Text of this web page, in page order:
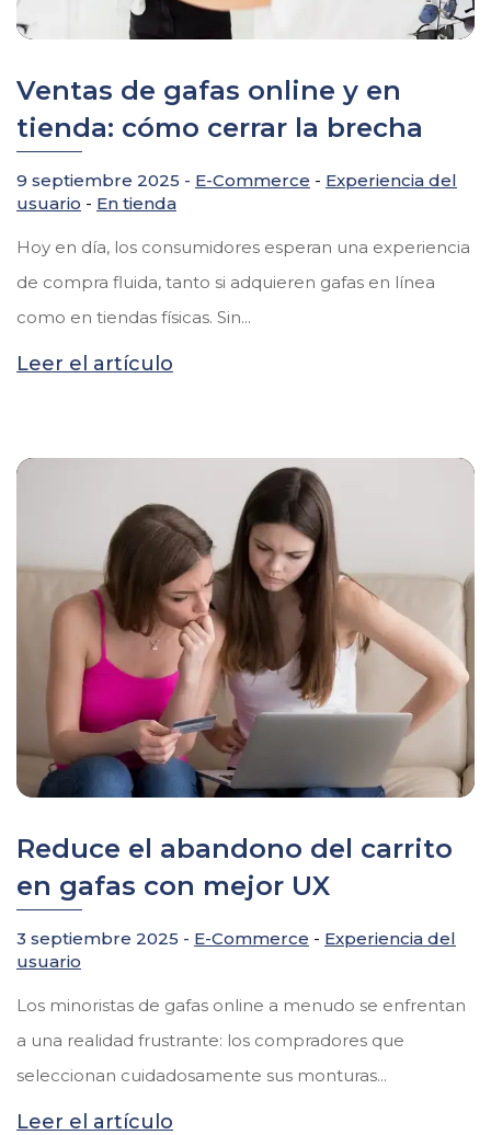
Ventas de gafas online y en
tienda: cómo cerrar la brecha
9 septiembre 2025 - E-Commerce - Experiencia del
usuario - En tienda
Hoy en día, los consumidores esperan una experiencia
de compra fluida, tanto si adquieren gafas en línea
como en tiendas físicas. Sin...
Leer el artículo
Reduce el abandono del carrito
en gafas con mejor UX
3 septiembre 2025 - E-Commerce - Experiencia del
usuario
Los minoristas de gafas online a menudo se enfrentan
a una realidad frustrante: los compradores que
seleccionan cuidadosamente sus monturas...
Leer el artículo